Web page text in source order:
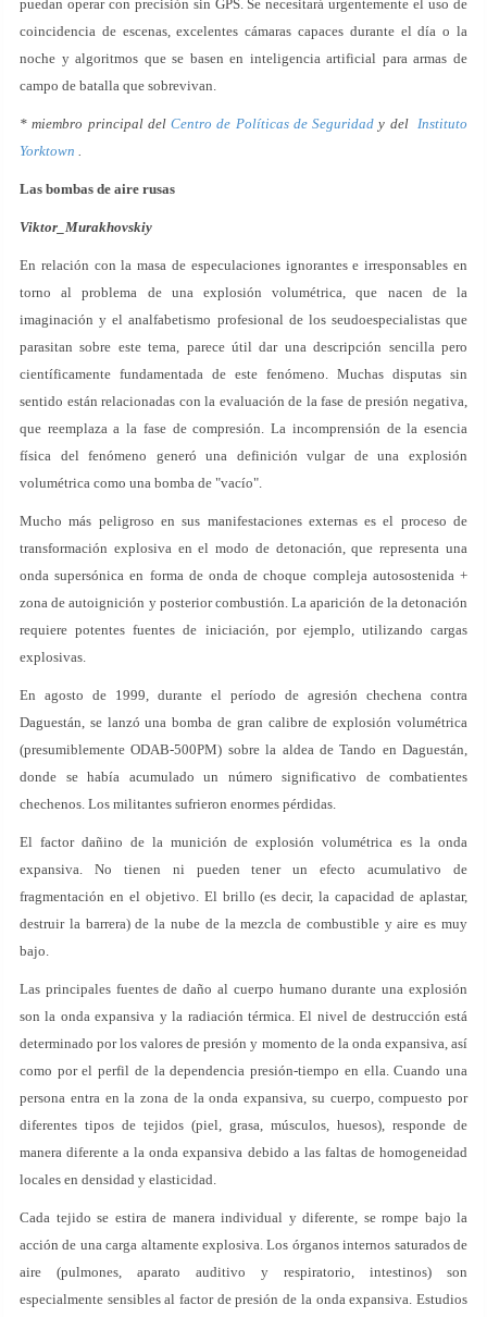
puedan operar con precisión sin GPS. Se necesitará urgentemente el uso de
coincidencia de escenas, excelentes cámaras capaces durante el día o la
noche y algoritmos que se basen en inteligencia artificial para armas de
campo de batalla que sobrevivan.
* miembro principal del Centro de Políticas de Seguridad y del Instituto
Yorktown .
Las bombas de aire rusas
Viktor_Murakhovskiy
En relación con la masa de especulaciones ignorantes e irresponsables en
torno al problema de una explosión volumétrica, que nacen de la
imaginación y el analfabetismo profesional de los seudoespecialistas que
parasitan sobre este tema, parece útil dar una descripción sencilla pero
científicamente fundamentada de este fenómeno. Muchas disputas sin
sentido están relacionadas con la evaluación de la fase de presión negativa,
que reemplaza a la fase de compresión. La incomprensión de la esencia
física del fenómeno generó una definición vulgar de una explosión
volumétrica como una bomba de "vacío".
Mucho más peligroso en sus manifestaciones externas es el proceso de
transformación explosiva en el modo de detonación, que representa una
onda supersónica en forma de onda de choque compleja autosostenida +
zona de autoignición y posterior combustión. La aparición de la detonación
requiere potentes fuentes de iniciación, por ejemplo, utilizando cargas
explosivas.
En agosto de 1999, durante el período de agresión chechena contra
Daguestán, se lanzó una bomba de gran calibre de explosión volumétrica
(presumiblemente ODAB-500PM) sobre la aldea de Tando en Daguestán,
donde se había acumulado un número significativo de combatientes
chechenos. Los militantes sufrieron enormes pérdidas.
El factor dañino de la munición de explosión volumétrica es la onda
expansiva. No tienen ni pueden tener un efecto acumulativo de
fragmentación en el objetivo. El brillo (es decir, la capacidad de aplastar,
destruir la barrera) de la nube de la mezcla de combustible y aire es muy
bajo.
Las principales fuentes de daño al cuerpo humano durante una explosión
son la onda expansiva y la radiación térmica. El nivel de destrucción está
determinado por los valores de presión y momento de la onda expansiva, así
como por el perfil de la dependencia presión-tiempo en ella. Cuando una
persona entra en la zona de la onda expansiva, su cuerpo, compuesto por
diferentes tipos de tejidos (piel, grasa, músculos, huesos), responde de
manera diferente a la onda expansiva debido a las faltas de homogeneidad
locales en densidad y elasticidad.
Cada tejido se estira de manera individual y diferente, se rompe bajo la
acción de una carga altamente explosiva. Los órganos internos saturados de
aire (pulmones, aparato auditivo y respiratorio, intestinos) son
especialmente sensibles al factor de presión de la onda expansiva. Estudios